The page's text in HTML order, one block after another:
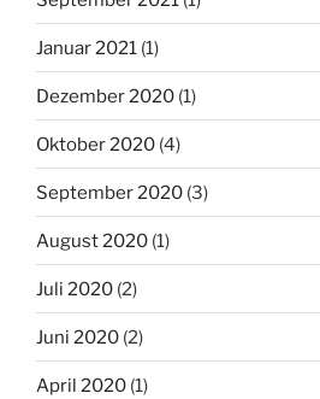
Januar 2021 (1)
Dezember 2020 (1)
Oktober 2020 (4)
September 2020 (3)
August 2020 (1)
Juli 2020 (2)
Juni 2020 (2)
April 2020 (1)